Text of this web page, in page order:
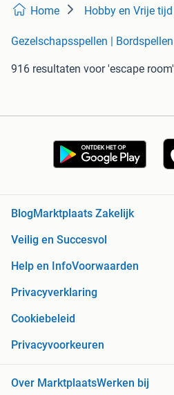
Home Hobby en Vrije tijd
Gezelschapsspellen | Bordspellen
916 resultaten voor 'escape room'
Blog Marktplaats Zakelijk
Veilig en Succesvol
Help en InfoVoorwaarden
Privacyverklaring
Cookiebeleid
Privacyvoorkeuren
Over MarktplaatsWerken bij